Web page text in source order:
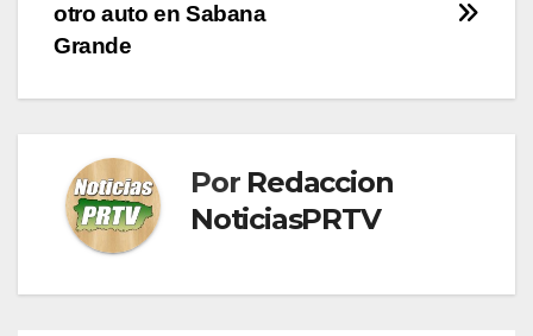
otro auto en Sabana
Grande
Por Redaccion
NoticiasPRTV